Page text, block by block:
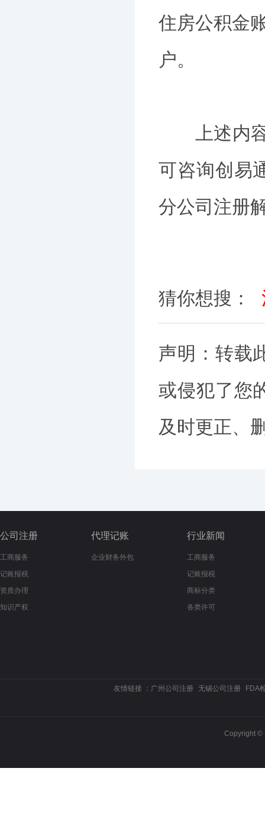
住房公积金
户。
上述内容
可咨询创易
分公司注册
猜你想搜：
声明：转载
或侵犯了您
及时更正、
公司注册
工商服务
记账报税
资质办理
知识产权
代理记账
企业财务外包
行业新闻
工商服务
记账报税
商标分类
各类许可
友情链接 ： 广州公司注册 无锡公司注册 FDA
Copyright ©